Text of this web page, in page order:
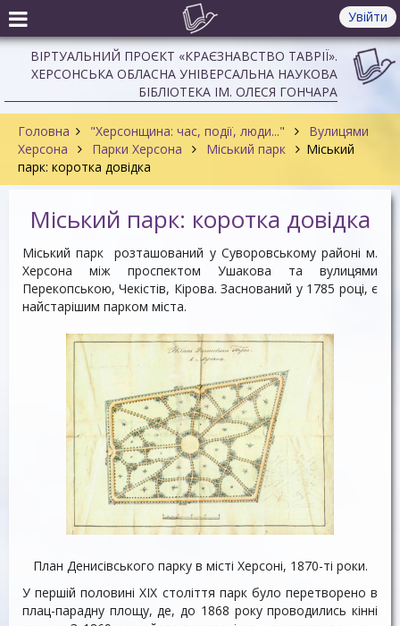
Увійти
ВІРТУАЛЬНИЙ ПРОЄКТ «КРАЄЗНАВСТВО ТАВРІЇ».
ХЕРСОНСЬКА ОБЛАСНА УНІВЕРСАЛЬНА НАУКОВА
БІБЛІОТЕКА ІМ. ОЛЕСЯ ГОНЧАРА
Головна "Херсонщина: час, події, люди..."
Вулицями
Херсона
Парки Херсона Міський парк
Міський
парк: коротка довідка
Міський парк: коротка довідка
Міський парк розташований у Суворовському районі м.
Херсона між проспектом Ушакова та вулицями
Перекопською, Чекістів, Кірова. Заснований у 1785 році, є
найстарішим парком міста.
План Денисівського парку в місті Херсоні, 1870-ті роки.
У першій половині XIX століття парк було перетворено в
плац-парадну площу, де, до 1868 року проводились кінні